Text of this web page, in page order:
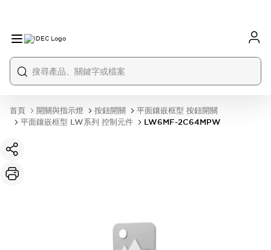
首頁 開關與指示燈 按鈕開關
平面鑲嵌框型 按鈕開關
平面鑲嵌框型 LW系列 控制元件
LW6MF-2C64MPW